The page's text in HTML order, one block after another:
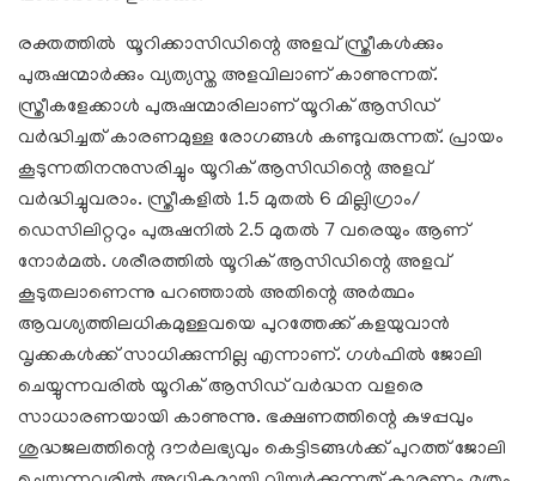
രക്തത്തിൽ യൂറിക്കാസിഡിന്റെ അളവ് സ്ത്രീകൾക്കും
പുരുഷന്മാർക്കും വ്യത്യസ്ത അളവിലാണ് കാണുന്നത്.
സ്ത്രീകളേക്കാൾ പുരുഷന്മാരിലാണ് യൂറിക് ആസിഡ്
വർദ്ധിച്ചത് കാരണമുള്ള രോഗങ്ങൾ കണ്ടുവരുന്നത്. പ്രായം
കൂടുന്നതിനനുസരിച്ചും യൂറിക് ആസിഡിന്റെ അളവ്
വർദ്ധിച്ചുവരാം. സ്ത്രീകളിൽ 1.5 മുതൽ 6 മില്ലിഗ്രാം/
ഡെസിലിറ്ററും പുരുഷനിൽ 2.5 മുതൽ 7 വരെയും ആണ്
നോർമൽ. ശരീരത്തിൽ യൂറിക് ആസിഡിന്റെ അളവ്
കൂടുതലാണെന്നു പറഞ്ഞാൽ അതിന്റെ അർത്ഥം
ആവശ്യത്തിലധികമുള്ളവയെ പുറത്തേക്ക് കളയുവാൻ
വൃക്കകൾക്ക് സാധിക്കുന്നില്ല എന്നാണ്. ഗൾഫിൽ ജോലി
ചെയ്യുന്നവരിൽ യൂറിക് ആസിഡ് വർദ്ധന വളരെ
സാധാരണയായി കാണുന്നു. ഭക്ഷണത്തിന്റെ കുഴപ്പവും
ശുദ്ധജലത്തിന്റെ ദൗർലഭ്യവും കെട്ടിടങ്ങൾക്ക് പുറത്ത് ജോലി